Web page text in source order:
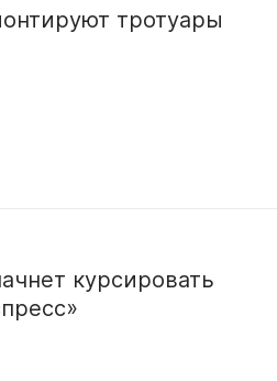
тротуары
курсировать